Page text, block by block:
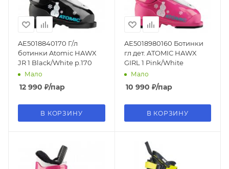
AE5018840170 Г/л
ботинки Atomic HAWX
JR 1 Black/White р.170
Мало
12 990 ₽/пар
В КОРЗИНУ
AE5018980160 Ботинки
гл дет. ATOMIC HAWX
GIRL 1 Pink/White
Мало
10 990 ₽/пар
В КОРЗИНУ